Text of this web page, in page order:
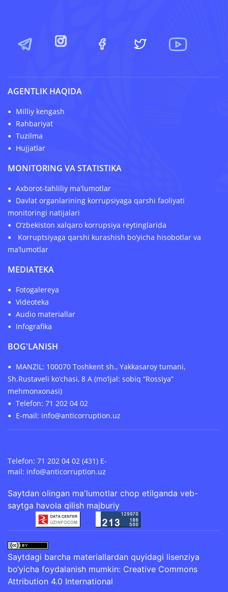
AGENTLIK HAQIDA
Milliy kengash
Rahbariyat
Tuzilma
Hujjatlar
MONITORING VA STATISTIKA
Axborot-tahliliy ma'lumotlar
Davlat organlarining korrupsiyaga qarshi faoliyati
monitoringi natijalari
O‘zbekiston xalqaro korrupsiya reytinglarida
Korruptsiyaga qarshi kurashish bo‘yicha hisobotlar va
ma’lumotlar
MEDIATEKA
Fotogalereya
Videoteka
Audio materiallar
Infografika
BOG'LANISH
MANZIL: 100070 Toshkent sh., Yakkasaroy tumani,
Sh.Rustaveli ko‘chasi, 8 A (mo‘ljal: sobiq “Rossiya”
mehmonxonasi)
Telefon: 71 202 04 02
E-mail: info@anticorruption.uz
Telefon: 71 202 04 02 (431) E-
mail: info@anticorruption.uz
Saytdan olingan ma'lumotlar chop etilganda veb-
saytga havola qilish majburiy
Saytdagi barcha materiallardan quyidagi lisenziya
bo‘yicha foydalanish mumkin: Creative Commons
Attribution 4.0 International